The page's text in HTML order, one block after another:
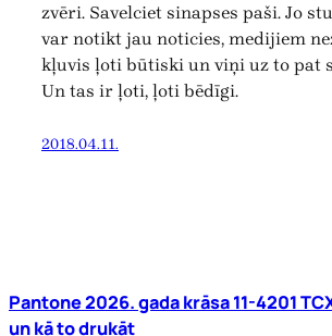
zvēri. Savelciet sinapses paši. Jo
var notikt jau noticies, medijiem
kļuvis ļoti būtiski un viņi uz to pat
Un tas ir ļoti, ļoti bēdīgi.
2018.04.11.
Pantone 2026. gada krāsa 11-4201
un kā to drukāt